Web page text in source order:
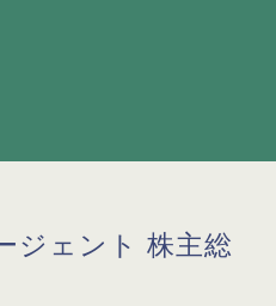
ジェント 株主総